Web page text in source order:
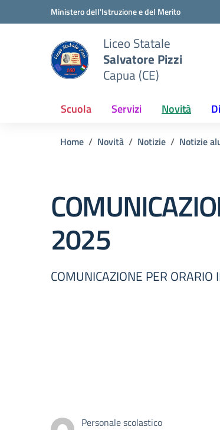
Vai ai contenuti
Vai al menu di navigazioneMinistero dell'Istruzione e del Merito
Liceo Statale
Salvatore Pizzi
Capua (CE)
Scuola Servizi Novità
Home Novità Notizie Notizie
2025
COMUNICAZIONE PER
Personale scolastico